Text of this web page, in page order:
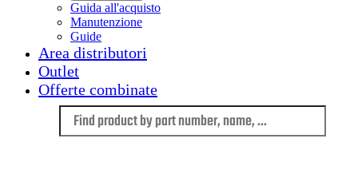
Guida all'acquisto
Manutenzione
Guide
Area distributori
Outlet
Offerte combinate